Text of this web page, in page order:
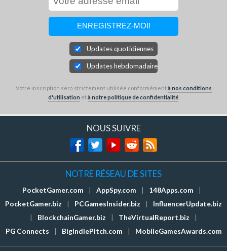
Updates quotidiennes
Updates hebdomadaires
Votre inscription sera strictement utilisée conformémentà nos conditions
d'utilisation età notre politique de confidentialité.
NOUS SUIVRE
NOTRE RÉSEAU DE SITES
PocketGamer.com AppSpy.com 148Apps.com
PocketGamer.biz
PCGamesInsider.biz
InfluencerUpdate.biz
BlockchainGamer.biz TheVirtualReport.biz
PG Connects
BigIndiePitch.com MobileGamesAwards.com